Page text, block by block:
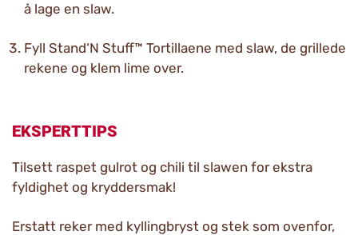
å lage en slaw.
Fyll Stand‘N Stuff™ Tortillaene med slaw, de grillede
rekene og klem lime over.
EKSPERTTIPS
Tilsett raspet gulrot og chili til slawen for ekstra
fyldighet og kryddersmak!
Erstatt reker med kyllingbryst og stek som ovenfor,